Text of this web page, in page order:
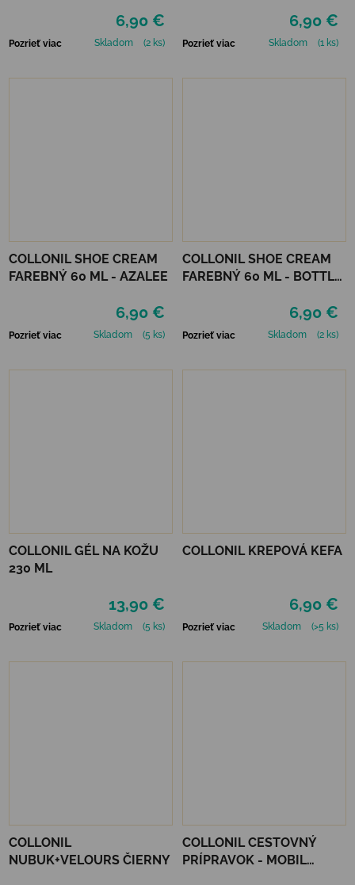
6,90 €
Pozrieť viac Skladom (2 ks)
6,90 €
Pozrieť viac Skladom (1 ks)
COLLONIL SHOE CREAM
FAREBNÝ 60 ML - AZALEE
6,90 €
Pozrieť viac Skladom (5 ks)
COLLONIL SHOE CREAM
FAREBNÝ 60 ML - BOTTLE
6,90 €
Pozrieť viac Skladom (2 ks)
COLLONIL GÉL NA KOŽU
230 ML
13,90 €
Pozrieť viac Skladom (5 ks)
COLLONIL KREPOVÁ KEFA
6,90 €
Pozrieť viac Skladom (>5 ks)
COLLONIL
NUBUK+VELOURS ČIERNY
COLLONIL CESTOVNÝ
PRÍPRAVOK - MOBIL